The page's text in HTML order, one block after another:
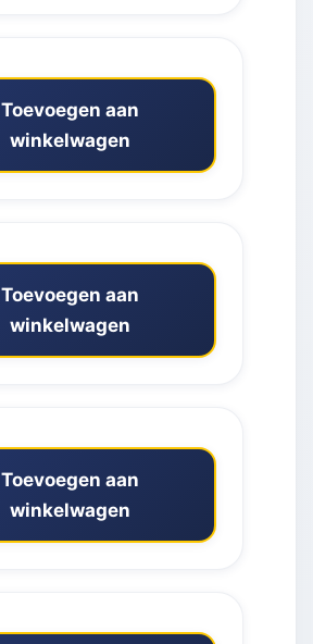
Toevoegen aan
winkelwagen
Toevoegen aan
winkelwagen
Toevoegen aan
winkelwagen